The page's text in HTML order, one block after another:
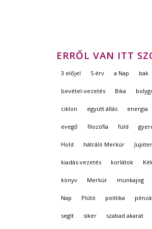
ERRŐL VAN ITT
3 előjel 5 érv a Nap bak
bevétel-vezetés Bika
ciklon együtt állás energia
evegő filozófia füld
Hold hátráló Merkúr Jupiter
kiadás-vezetés korlátok
könyv Merkúr munkajog
Nap Plútó politika
segít siker szabad akarat